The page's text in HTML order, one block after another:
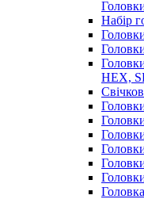
Набір
HEX,